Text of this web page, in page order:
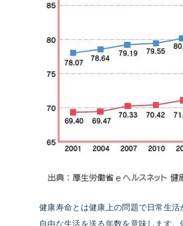
健康寿命とは健康上の問題で日常生
自由な生活を送る年数を意味します